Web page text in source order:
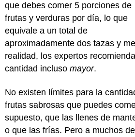
que debes comer 5 porciones de
frutas y verduras por día, lo que
equivale a un total de
aproximadamente dos tazas y
realidad, los expertos
cantidad incluso mayor.
No existen límites para la
frutas sabrosas que puedes
supuesto, que las llenes de
o que las frías. Pero a muchos